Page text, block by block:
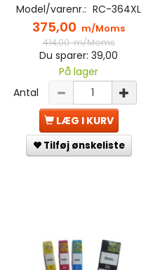
Model/varenr.: RC-364XL
375,00 m/Moms
414,00m/Moms
Du sparer: 39,00
På lager
Antal
LÆG I KURV
Tilføj ønskeliste